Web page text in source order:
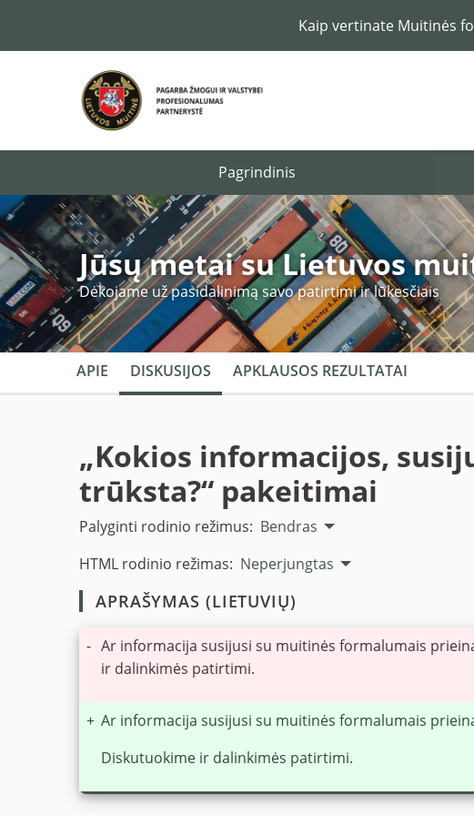
Kaip vertinate Muitinės
Pagrindinis
Jūsų metai su Lietuvos
Dėkojame už pasidalinimą savo patirtimi ir lūkesčiais
APIE DISKUSIJOS APKLAUSOS REZULTATAI
„Kokios informacijos,
trūksta?“ pakeitimai
Palyginti rodinio režimus: Bendras
HTML rodinio režimas: Neperjungtas
APRAŠYMAS (LIETUVIŲ)
- Ar informacija susijusi su muitinės formalumais
ir dalinkimės patirtimi.
+ Ar informacija susijusi su muitinės formalumais
Diskutuokime ir dalinkimės patirtimi.